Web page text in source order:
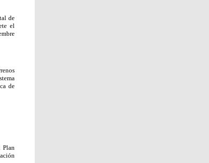
de
el
de
Plan